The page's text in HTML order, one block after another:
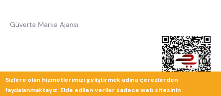
Güverte Marka Ajansı
Sizlere olan hizmetlerimizi geliştirmek adına çerezlerden
faydalanmaktayız. Elde edilen veriler sadece web sitesinin